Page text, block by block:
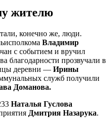
жителю
конечно же, люди.
Владимир
с событием и вручил
благодарности прозвучали в
деревни — Ирины
служб получили
Доманова.
Наталья Гуслова
Дмитрия Назарука.